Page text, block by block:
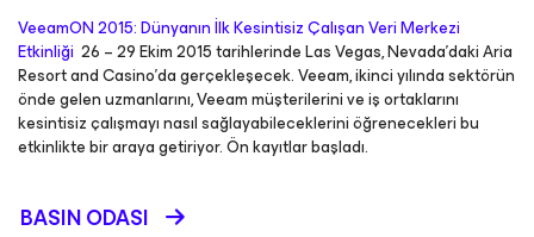
VeeamON 2015: Dünyanın İlk Kesintisiz Çalışan Veri Merkezi
Etkinliği 26 – 29 Ekim 2015 tarihlerinde Las Vegas, Nevada’daki Aria
Resort and Casino’da gerçekleşecek. Veeam, ikinci yılında sektörün
önde gelen uzmanlarını, Veeam müşterilerini ve iş ortaklarını
kesintisiz çalışmayı nasıl sağlayabileceklerini öğrenecekleri bu
etkinlikte bir araya getiriyor. Ön kayıtlar başladı.
BASIN ODASI